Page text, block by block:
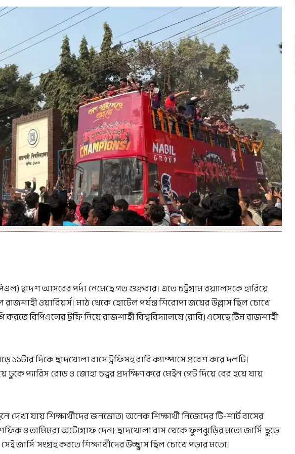
দ্বাদশ আসরের পর্দা নেমেছে গত শুক্রবার। এতে চট্টগ্রাম রয়্যালসকে হারিয়ে
রাজশাহী ওয়ারিয়র্স। মাঠ থেকে হোটেল পর্যন্ত শিরোপা জয়ের উল্লাস ছিল চোখে
করতে বিপিএলের ট্রফি নিয়ে রাজশাহী বিশ্ববিদ্যালয়ে (রাবি) এসেছে টিম রাজশাহী
১১টার দিকে ছাদখোলা বাসে ট্রফিসহ রাবি ক্যাম্পাসে প্রবেশ করে দলটি।
ঢুকে প্যারিস রোড ও জোহা চত্বর প্রদক্ষিণ করে মেইন গেট দিয়ে বের হয়ে যায়
দেখা যায় শিক্ষার্থীদের জনস্রোত। অনেক শিক্ষার্থী নিজেদের টি-শার্ট বাসের
ও তামিমরা অটোগ্রাফ দেন। ছাদখোলা বাস থেকে ফুলঝুড়ির মতো জার্সি ছুড়ে
জার্সি সংগ্রহ করতে শিক্ষার্থীদের উচ্ছ্বাস ছিল চোখে পড়ার মতো।